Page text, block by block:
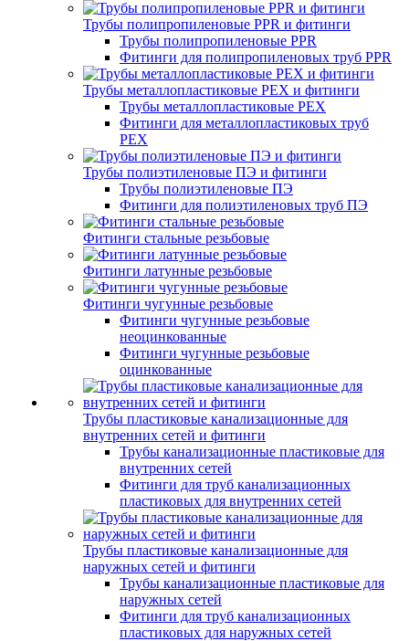
Трубы полипропиленовые PPR и фитинги
Трубы полипропиленовые PPR
Фитинги для полипропиленовых труб PPR
Трубы металлопластиковые PEX и фитинги
Трубы металлопластиковые PEX
Фитинги для металлопластиковых труб
PEX
Трубы полиэтиленовые ПЭ и фитинги
Трубы полиэтиленовые ПЭ
Фитинги для полиэтиленовых труб ПЭ
Фитинги стальные резьбовые
Фитинги латунные резьбовые
Фитинги чугунные резьбовые
Фитинги чугунные резьбовые
неоцинкованные
Фитинги чугунные резьбовые
оцинкованные
Трубы пластиковые канализационные для
внутренних сетей и фитинги
Трубы канализационные пластиковые для
внутренних сетей
Фитинги для труб канализационных
пластиковых для внутренних сетей
Трубы пластиковые канализационные для
наружных сетей и фитинги
Трубы канализационные пластиковые для
наружных сетей
Фитинги для труб канализационных
пластиковых для наружных сетей